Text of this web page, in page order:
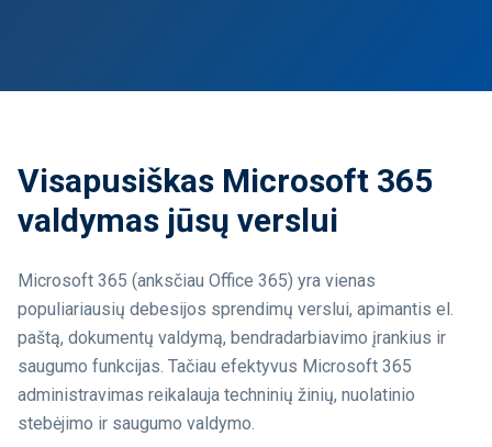
Visapusiškas Microsoft 365
valdymas jūsų verslui
Microsoft 365 (anksčiau Office 365) yra vienas
populiariausių debesijos sprendimų verslui, apimantis el.
paštą, dokumentų valdymą, bendradarbiavimo įrankius ir
saugumo funkcijas. Tačiau efektyvus Microsoft 365
administravimas reikalauja techninių žinių, nuolatinio
stebėjimo ir saugumo valdymo.